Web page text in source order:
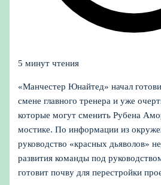
5 минут чтения
«Манчестер Юнайтед» начал
смене главного тренера и уже
которые могут сменить Рубена
мостике. По информации из
руководство «красных дьяволов»
развития команды под
готовит почву для перестройки